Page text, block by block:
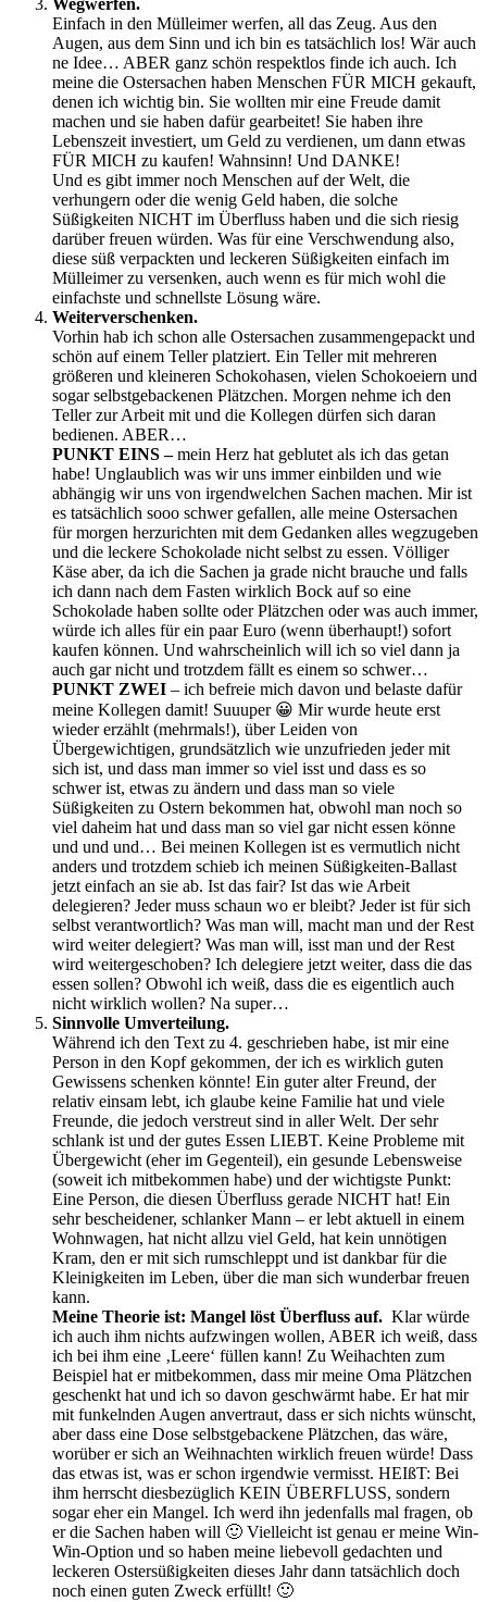
Wegwerfen.
Einfach in den Mülleimer werfen, all das Zeug. Aus den
Augen, aus dem Sinn und ich bin es tatsächlich los! Wär auch
ne Idee… ABER ganz schön respektlos finde ich auch. Ich
meine die Ostersachen haben Menschen FÜR MICH gekauft,
denen ich wichtig bin. Sie wollten mir eine Freude damit
machen und sie haben dafür gearbeitet! Sie haben ihre
Lebenszeit investiert, um Geld zu verdienen, um dann etwas
FÜR MICH zu kaufen! Wahnsinn! Und DANKE!
Und es gibt immer noch Menschen auf der Welt, die
verhungern oder die wenig Geld haben, die solche
Süßigkeiten NICHT im Überfluss haben und die sich riesig
darüber freuen würden. Was für eine Verschwendung also,
diese süß verpackten und leckeren Süßigkeiten einfach im
Mülleimer zu versenken, auch wenn es für mich wohl die
einfachste und schnellste Lösung wäre.
Weiterverschenken.
Vorhin hab ich schon alle Ostersachen zusammengepackt und
schön auf einem Teller platziert. Ein Teller mit mehreren
größeren und kleineren Schokohasen, vielen Schokoeiern und
sogar selbstgebackenen Plätzchen. Morgen nehme ich den
Teller zur Arbeit mit und die Kollegen dürfen sich daran
bedienen. ABER…
PUNKT EINS –mein Herz hat geblutet als ich das getan
habe! Unglaublich was wir uns immer einbilden und wie
abhängig wir uns von irgendwelchen Sachen machen. Mir ist
es tatsächlich sooo schwer gefallen, alle meine Ostersachen
für morgen herzurichten mit dem Gedanken alles wegzugeben
und die leckere Schokolade nicht selbst zu essen. Völliger
Käse aber, da ich die Sachen ja grade nicht brauche und falls
ich dann nach dem Fasten wirklich Bock auf so eine
Schokolade haben sollte oder Plätzchen oder was auch immer,
würde ich alles für ein paar Euro (wenn überhaupt!) sofort
kaufen können. Und wahrscheinlich will ich so viel dann ja
auch gar nicht und trotzdem fällt es einem so schwer…
PUNKT ZWEI – ich befreie mich davon und belaste dafür
meine Kollegen damit! Suuuper 😀 Mir wurde heute erst
wieder erzählt (mehrmals!), über Leiden von
Übergewichtigen, grundsätzlich wie unzufrieden jeder mit
sich ist, und dass man immer so viel isst und dass es so
schwer ist, etwas zu ändern und dass man so viele
Süßigkeiten zu Ostern bekommen hat, obwohl man noch so
viel daheim hat und dass man so viel gar nicht essen könne
und und und… Bei meinen Kollegen ist es vermutlich nicht
anders und trotzdem schieb ich meinen Süßigkeiten-Ballast
jetzt einfach an sie ab. Ist das fair? Ist das wie Arbeit
delegieren? Jeder muss schaun wo er bleibt? Jeder ist für sich
selbst verantwortlich? Was man will, macht man und der Rest
wird weiter delegiert? Was man will, isst man und der Rest
wird weitergeschoben? Ich delegiere jetzt weiter, dass die das
essen sollen? Obwohl ich weiß, dass die es eigentlich auch
nicht wirklich wollen? Na super…
Sinnvolle Umverteilung.
Während ich den Text zu 4. geschrieben habe, ist mir eine
Person in den Kopf gekommen, der ich es wirklich guten
Gewissens schenken könnte! Ein guter alter Freund, der
relativ einsam lebt, ich glaube keine Familie hat und viele
Freunde, die jedoch verstreut sind in aller Welt. Der sehr
schlank ist und der gutes Essen LIEBT. Keine Probleme mit
Übergewicht (eher im Gegenteil), ein gesunde Lebensweise
(soweit ich mitbekommen habe) und der wichtigste Punkt:
Eine Person, die diesen Überfluss gerade NICHT hat! Ein
sehr bescheidener, schlanker Mann – er lebt aktuell in einem
Wohnwagen, hat nicht allzu viel Geld, hat kein unnötigen
Kram, den er mit sich rumschleppt und ist dankbar für die
Kleinigkeiten im Leben, über die man sich wunderbar freuen
kann.
Meine Theorie ist: Mangel löst Überfluss auf. Klar würde
ich auch ihm nichts aufzwingen wollen, ABER ich weiß, dass
ich bei ihm eine ‚Leere‘ füllen kann! Zu Weihachten zum
Beispiel hat er mitbekommen, dass mir meine Oma Plätzchen
geschenkt hat und ich so davon geschwärmt habe. Er hat mir
mit funkelnden Augen anvertraut, dass er sich nichts wünscht,
aber dass eine Dose selbstgebackene Plätzchen, das wäre,
worüber er sich an Weihnachten wirklich freuen würde! Dass
das etwas ist, was er schon irgendwie vermisst. HEIßT: Bei
ihm herrscht diesbezüglich KEIN ÜBERFLUSS, sondern
sogar eher ein Mangel. Ich werd ihn jedenfalls mal fragen, ob
er die Sachen haben will 🙂 Vielleicht ist genau er meine Win-
Win-Option und so haben meine liebevoll gedachten und
leckeren Ostersüßigkeiten dieses Jahr dann tatsächlich doch
noch einen guten Zweck erfüllt! 🙂